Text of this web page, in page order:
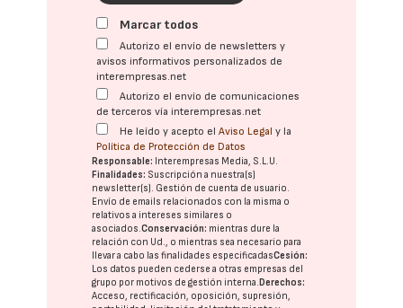
Marcar todos
Autorizo el envío de newsletters y
avisos informativos personalizados de
interempresas.net
Autorizo el envío de comunicaciones
de terceros vía interempresas.net
He leído y acepto elAviso Legal y la
Política de Protección de Datos
Responsable: Interempresas Media, S.L.U.
Finalidades: Suscripción a nuestra(s)
newsletter(s). Gestión de cuenta de usuario.
Envío de emails relacionados con la misma o
relativos a intereses similares o
asociados.Conservación: mientras dure la
relación con Ud., o mientras sea necesario para
llevar a cabo las finalidades especificadasCesión:
Los datos pueden cederse a otras empresas del
grupo por motivos de gestión interna. Derechos:
Acceso, rectificación, oposición, supresión,